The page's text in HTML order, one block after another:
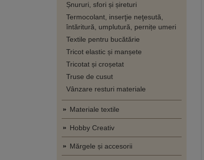
Șnururi, sfori și șireturi
Termocolant, inserţie neţesută,
întăritură, umplutură, pernițe umeri
Textile pentru bucătărie
Tricot elastic și manșete
Tricotat și croșetat
Truse de cusut
Vânzare resturi materiale
Materiale textile
Hobby Creativ
Mărgele și accesorii